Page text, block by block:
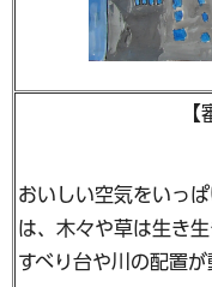
【
おいしい空気をいっ
は、木々や草は生き
すべり台や川の配置